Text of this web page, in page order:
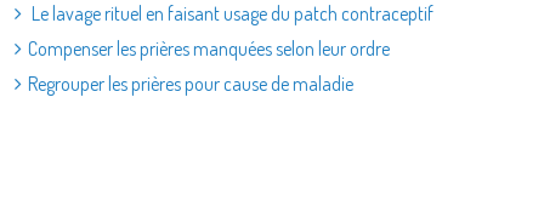
Le lavage rituel en faisant usage du patch contraceptif
Compenser les prières manquées selon leur ordre
Regrouper les prières pour cause de maladie